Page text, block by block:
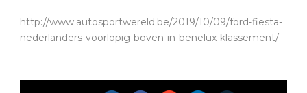
http://www.autosportwereld.be/2019/10/09/ford-fiesta-
nederlanders-voorlopig-boven-in-benelux-klassement/